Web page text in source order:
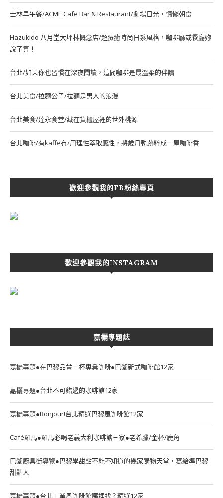
士林早午餐/ACME Cafe Bar & Restaurant/劇場日光，慵懶朝食
Hazukido 八月堂大坪林概念店/超療癒時尚日系風格，咖啡廳或餐廳妳
說了算！
台北/如果你也習慣在深夜閱讀，這間咖啡是最溫柔的伴讀
台北美食/拉麵公子/拉麵是男人的浪漫
台北美食/達永食堂/藏在貨櫃屋裡的世外桃源
台北咖啡/有kaffe冇/用理性萃取感性，將歲月軌跡粹成一屋咖啡香
歡迎參觀我的FB粉絲專頁
歡迎參觀我的INSTAGRAM
嘉欐專題誌
嘉欐專題●在巴黎品嘗一杯專業咖啡●巴黎新式咖啡館12家
嘉欐專題●台北不可錯過的咖啡館12家
嘉欐專題●Bonjour!台北精選巴黎風咖啡館12家
Café羅馬●羅馬必喝老義大利咖啡館三家●老希臘/金杯/鹿角
巴黎廚具街導覽●巴黎學甜點不能不知道的幾家購物天堂，寫給準巴黎
甜點人
嘉欐專題●台北工業風咖啡館哪裡找？精選12家